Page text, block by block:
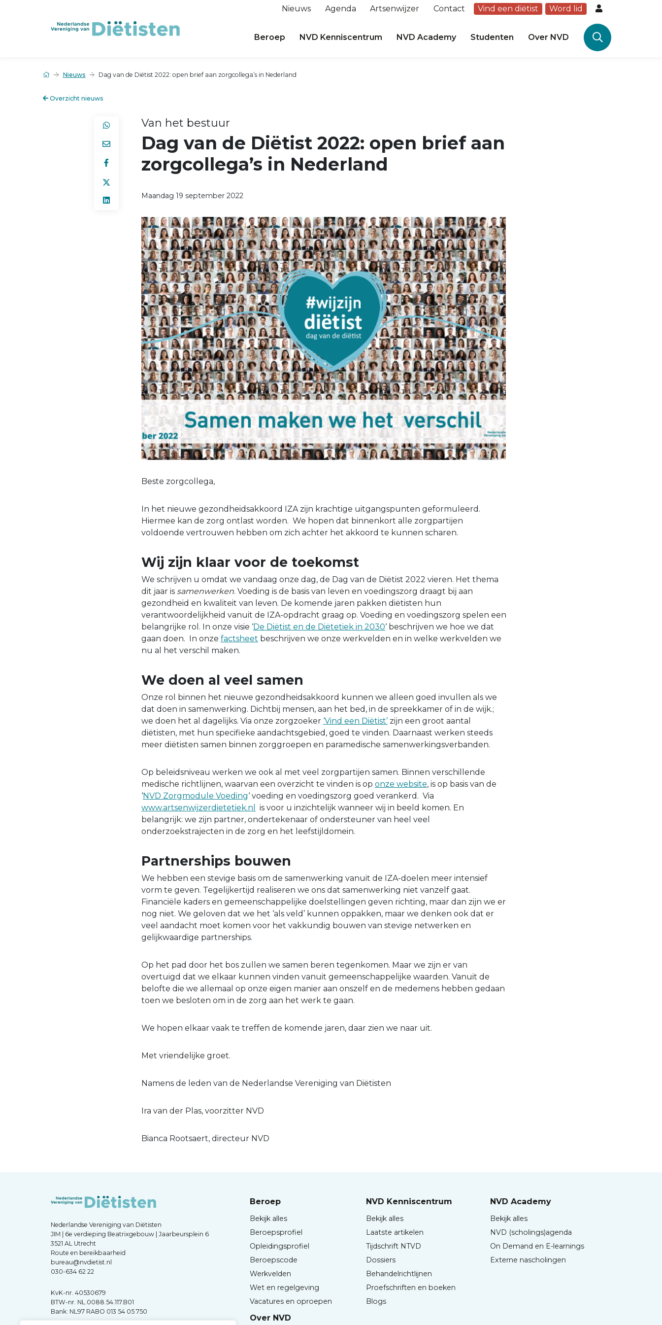
Nieuws Agenda Artsenwijzer Contact Vind een diëtist Word lid
Beroep NVD Kenniscentrum NVD Academy Studenten Over NVD
Nieuws Dag van de Diëtist 2022: open brief aan zorgcollega’s in Nederland
Overzicht nieuws
Van het bestuur
Dag van de Diëtist 2022: open brief aan
zorgcollega’s in Nederland
Maandag 19 september 2022
Beste zorgcollega,
In het nieuwe gezondheidsakkoord IZA zijn krachtige uitgangspunten geformuleerd.
Hiermee kan de zorg ontlast worden. We hopen dat binnenkort alle zorgpartijen
voldoende vertrouwen hebben om zich achter het akkoord te kunnen scharen.
Wij zijn klaar voor de toekomst
We schrijven u omdat we vandaag onze dag, de Dag van de Diëtist 2022 vieren. Het thema
dit jaar is samenwerken. Voeding is de basis van leven en voedingszorg draagt bij aan
gezondheid en kwaliteit van leven. De komende jaren pakken diëtisten hun
verantwoordelijkheid vanuit de IZA-opdracht graag op. Voeding en voedingszorg spelen een
belangrijke rol. In onze visie ‘De Diëtist en de Diëtetiek in 2030‘ beschrijven we hoe we dat
gaan doen. In onze factsheet beschrijven we onze werkvelden en in welke werkvelden we
nu al het verschil maken.
We doen al veel samen
Onze rol binnen het nieuwe gezondheidsakkoord kunnen we alleen goed invullen als we
dat doen in samenwerking. Dichtbij mensen, aan het bed, in de spreekkamer of in de wijk.;
we doen het al dagelijks. Via onze zorgzoeker ‘Vind een Diëtist’ zijn een groot aantal
diëtisten, met hun specifieke aandachtsgebied, goed te vinden. Daarnaast werken steeds
meer diëtisten samen binnen zorggroepen en paramedische samenwerkingsverbanden.
Op beleidsniveau werken we ook al met veel zorgpartijen samen. Binnen verschillende
medische richtlijnen, waarvan een overzicht te vinden is op onze website, is op basis van de
‘NVD Zorgmodule Voeding‘ voeding en voedingszorg goed verankerd. Via
www.artsenwijzerdietetiek.nl
is voor u inzichtelijk wanneer wij in beeld komen. En
belangrijk: we zijn partner, ondertekenaar of ondersteuner van heel veel
onderzoekstrajecten in de zorg en het leefstijldomein.
Partnerships bouwen
We hebben een stevige basis om de samenwerking vanuit de IZA-doelen meer intensief
vorm te geven. Tegelijkertijd realiseren we ons dat samenwerking niet vanzelf gaat.
Financiële kaders en gemeenschappelijke doelstellingen geven richting, maar dan zijn we er
nog niet. We geloven dat we het ‘als veld’ kunnen oppakken, maar we denken ook dat er
veel aandacht moet komen voor het vakkundig bouwen van stevige netwerken en
gelijkwaardige partnerships.
Op het pad door het bos zullen we samen beren tegenkomen. Maar we zijn er van
overtuigd dat we elkaar kunnen vinden vanuit gemeenschappelijke waarden. Vanuit de
belofte die we allemaal op onze eigen manier aan onszelf en de medemens hebben gedaan
toen we besloten om in de zorg aan het werk te gaan.
We hopen elkaar vaak te treffen de komende jaren, daar zien we naar uit.
Met vriendelijke groet.
Namens de leden van de Nederlandse Vereniging van Diëtisten
Ira van der Plas, voorzitter NVD
Bianca Rootsaert, directeur NVD
Nederlandse Vereniging van Diëtisten
JIM | 6e verdieping Beatrixgebouw | Jaarbeursplein 6
3521 AL Utrecht
Route en bereikbaarheid
bureau@nvdietist.nl
030-634 62 22
KvK-nr. 40530679
BTW-nr. NL.0088.54.117.B01
Bank: NL97 RABO 013 54 05 750
Beroep
Bekijk alles
Beroepsprofiel
Opleidingsprofiel
Beroepscode
Werkvelden
Wet en regelgeving
Vacatures en oproepen
NVD Kenniscentrum
Bekijk alles
Laatste artikelen
Tijdschrift NTVD
Dossiers
Behandelrichtlijnen
Proefschriften en boeken
Blogs
NVD Academy
Bekijk alles
NVD (scholings)agenda
On Demand en E-learnings
Externe nascholingen
Over NVD